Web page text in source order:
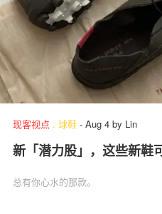
现客视点 . 球鞋 - Aug 4 by Lin
新「潜力股」，这些新鞋
总有你心水的那款。